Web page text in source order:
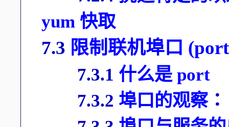
yum 快取
7.3 限制联机埠口
7.3.1 什么是 port
7.3.2 埠口的观察